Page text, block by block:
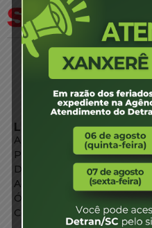
LINKS EXTERNOS
Agência de Notícias
Portal de Serviços
Diário Oficial
Acesso à Informação
Órgãos do Governo
Conheça SC